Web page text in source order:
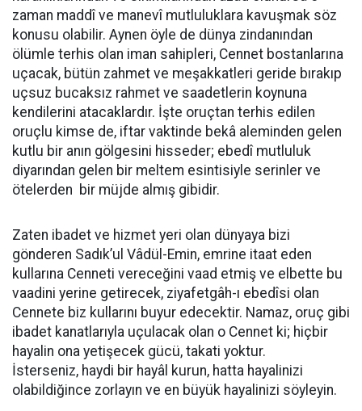
zaman maddî ve manevî mutluluklara kavuşmak söz
konusu olabilir. Aynen öyle de dünya zindanından
ölümle terhis olan iman sahipleri, Cennet bostanlarına
uçacak, bütün zahmet ve meşakkatleri geride bırakıp
uçsuz bucaksız rahmet ve saadetlerin koynuna
kendilerini atacaklardır. İşte oruçtan terhis edilen
oruçlu kimse de, iftar vaktinde bekâ aleminden gelen
kutlu bir anın gölgesini hisseder; ebedî mutluluk
diyarından gelen bir meltem esintisiyle serinler ve
ötelerden bir müjde almış gibidir.
Zaten ibadet ve hizmet yeri olan dünyaya bizi
gönderen Sadık’ul Vâdül-Emin, emrine itaat eden
kullarına Cenneti vereceğini vaad etmiş ve elbette bu
vaadini yerine getirecek, ziyafetgâh-ı ebedîsi olan
Cennete biz kullarını buyur edecektir. Namaz, oruç gibi
ibadet kanatlarıyla uçulacak olan o Cennet ki; hiçbir
hayalin ona yetişecek gücü, takati yoktur.
İsterseniz, haydi bir hayâl kurun, hatta hayalinizi
olabildiğince zorlayın ve en büyük hayalinizi söyleyin.